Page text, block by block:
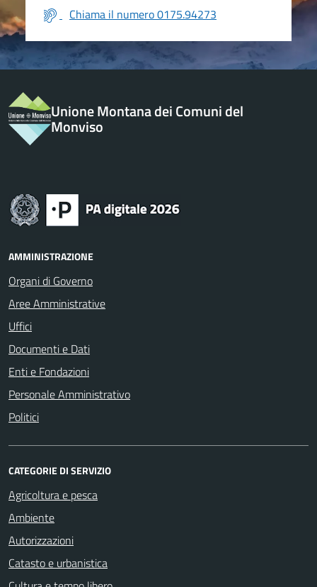
Chiama il numero 0175.94273
Unione Montana dei Comuni del
Monviso
AMMINISTRAZIONE
Organi di Governo
Aree Amministrative
Uffici
Documenti e Dati
Enti e Fondazioni
Personale Amministrativo
Politici
CATEGORIE DI SERVIZIO
Agricoltura e pesca
Ambiente
Autorizzazioni
Catasto e urbanistica